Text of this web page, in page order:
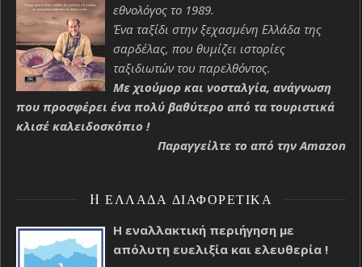
εθνολόγος το 1989.
Ένα ταξίδι στην ξεχασμένη Ελλάδα της
σαρδέλας, που θυμίζει ιστορίες
ταξιδιωτών του παρελθόντος.
Με χιούμορ και νοσταλγία, ανάγνωση
που προσφέρει ένα πολύ βαθύτερο από τα τουριστικά
κλισέ καλειδοσκόπιο !
Παραγγείλτε το από την Amazon
H ΕΛΛΆΔΑ ΔΙΑΦΟΡΕΤΙΚΆ
Η εναλλακτική περιήγηση με
απόλυτη ευελιξία και ελευθερία !